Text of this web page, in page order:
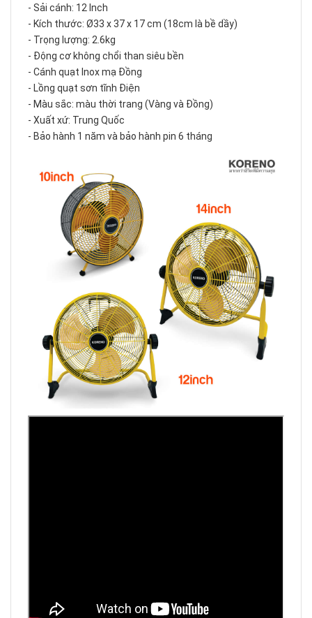
- Sải cánh: 12 Inch
- Kích thước: Ø33 x 37 x 17 cm (18cm là bề dầy)
- Trọng lượng: 2.6kg
- Động cơ không chổi than siêu bền
- Cánh quạt Inox mạ Đồng
- Lồng quạt sơn tĩnh Điện
- Màu sắc: màu thời trang (Vàng và Đồng)
- Xuất xứ: Trung Quốc
- Bảo hành 1 năm và bảo hành pin 6 tháng